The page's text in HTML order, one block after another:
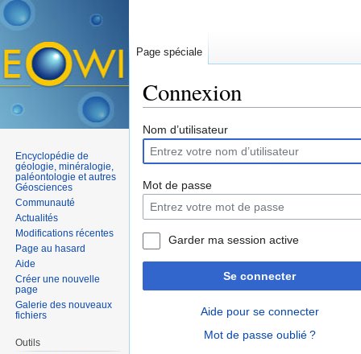
Connexion
Nom d’utilisateur
Mot de passe
Garder ma session active
Se connecter
Aide pour se connecter
Mot de passe oublié ?
Page spéciale
Encyclopédie de
géologie, minéralogie,
paléontologie et autres
Géosciences
Communauté
Actualités
Modifications récentes
Page au hasard
Aide
Créer une nouvelle
page
Galerie des nouveaux
fichiers
Outils